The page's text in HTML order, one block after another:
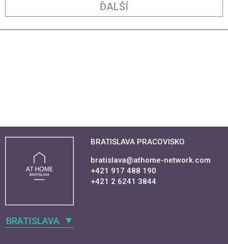
ĎALŠÍ
BRATISLAVA
BRATISLAVA PRACOVISKO
bratislava@athome-network.com
+421 917 488 190
+421 2 6241 3844